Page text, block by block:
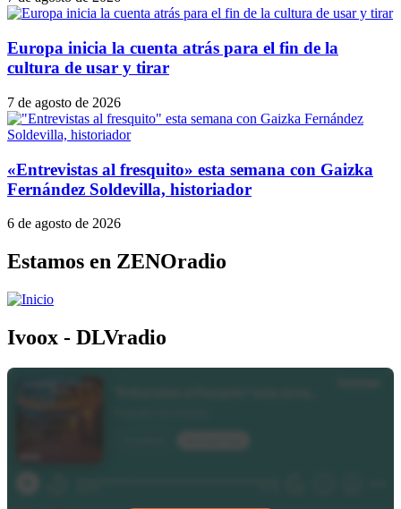
Europa inicia la cuenta atrás para el fin de la
cultura de usar y tirar
7 de agosto de 2026
«Entrevistas al fresquito» esta semana con Gaizka
Fernández Soldevilla, historiador
6 de agosto de 2026
Estamos en ZENOradio
Ivoox - DLVradio